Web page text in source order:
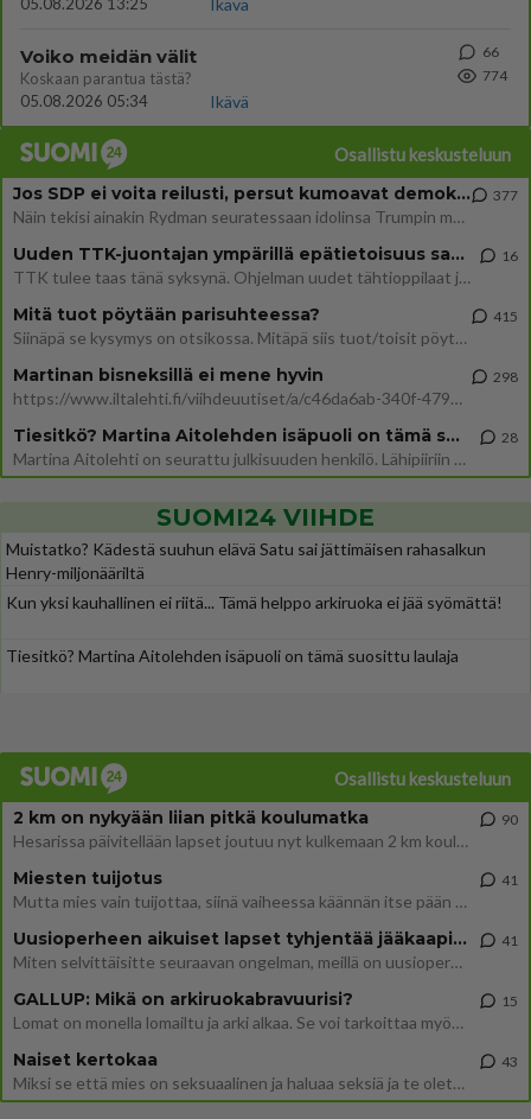
Ikävä
Voiko meidän välit
Koskaan parantua tästä?
05.08.2026 05:34
Ikävä
66
774
Osallistu keskusteluun
Jos SDP ei voita reilusti, persut kumoavat demokratian Suomesta
Näin tekisi ainakin Rydman seuratessaan idolinsa Trumpin mallia https://www.is.fi/politiikka/art-2000012187244.html
377
Uuden TTK-juontajan ympärillä epätietoisuus sakenee - Nyt MTV hämmentää soppaa
TTK tulee taas tänä syksynä. Ohjelman uudet tähtioppilaat julkistetaan torstaina 6. elokuuta klo 14 alkavassa lehdistö
16
Mitä tuot pöytään parisuhteessa?
Siinäpä se kysymys on otsikossa. Mitäpä siis tuot/toisit pöytään parisuhteessa? Oletko mies vai nainen? Koetko sen mitä
415
Martinan bisneksillä ei mene hyvin
https://www.iltalehti.fi/viihdeuutiset/a/c46da6ab-340f-4790-aaa7-0865eed2336 Yrityksen konkurssihakemus on tullut kärä
298
Tiesitkö? Martina Aitolehden isäpuoli on tämä suosittu laulaja
Martina Aitolehti on seurattu julkisuuden henkilö. Lähipiiriin mahtuu muitakin tunnettuja henkilöitä. Tiesitkö, että Ma
28
SUOMI24 VIIHDE
Muistatko? Kädestä suuhun elävä Satu sai jättimäisen rahasalkun
Henry-miljonääriltä
Kun yksi kauhallinen ei riitä... Tämä helppo arkiruoka ei jää syömättä!
Tiesitkö? Martina Aitolehden isäpuoli on tämä suosittu laulaja
Osallistu keskusteluun
2 km on nykyään liian pitkä koulumatka
Hesarissa päivitellään lapset joutuu nyt kulkemaan 2 km kouluun jösses. Ruostefillarilla tuo matka menee vaikka miten äk
90
Miesten tuijotus
Mutta mies vain tuijottaa, siinä vaiheessa käännän itse pään pois. Mikä juttu? Yleensä jos joku tuijottaa tai katsoo, hä
41
Uusioperheen aikuiset lapset tyhjentää jääkaapin käydessään
Miten selvittäisitte seuraavan ongelman, meillä on uusioperhe, minulla teini-ikäiset lapset ja puolisolla aikuiset, jotk
41
GALLUP: Mikä on arkiruokabravuurisi?
Lomat on monella lomailtu ja arki alkaa. Se voi tarkoittaa myös sitä, että grillailut on grillattu ja palataan arjen ruo
15
Naiset kertokaa
Miksi se että mies on seksuaalinen ja haluaa seksiä ja te olette hänen mielestänne haluttava on vastenmielistä? Mikä sii
43